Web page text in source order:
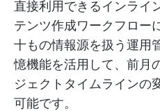
直接利用できるインライ
テンツ作成ワークフロー
十もの情報源を扱う運用
憶機能を活用して、前月
ジェクトタイムラインの
可能です。